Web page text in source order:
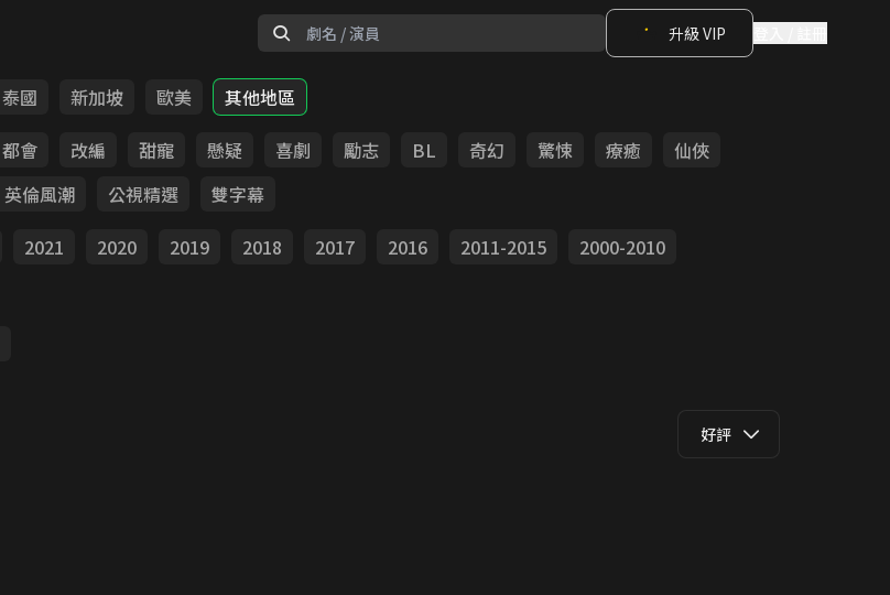
升級 VIP
泰國 新加坡 歐美
其他地區
都會 改編 甜寵 懸疑 喜劇 勵志 BL 奇幻 驚悚 療癒
仙俠
英倫風潮 公視精選
雙字幕
2021 2020 2019 2018 2017 2016 2011-2015
2000-2010
好評